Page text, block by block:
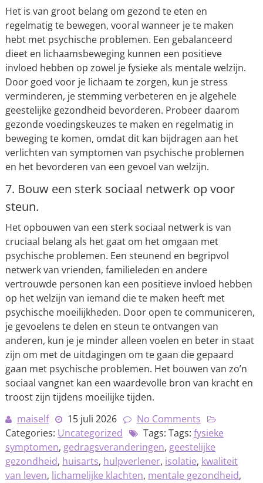
Het is van groot belang om gezond te eten en
regelmatig te bewegen, vooral wanneer je te maken
hebt met psychische problemen. Een gebalanceerd
dieet en lichaamsbeweging kunnen een positieve
invloed hebben op zowel je fysieke als mentale welzijn.
Door goed voor je lichaam te zorgen, kun je stress
verminderen, je stemming verbeteren en je algehele
geestelijke gezondheid bevorderen. Probeer daarom
gezonde voedingskeuzes te maken en regelmatig in
beweging te komen, omdat dit kan bijdragen aan het
verlichten van symptomen van psychische problemen
en het bevorderen van een gevoel van welzijn.
7. Bouw een sterk sociaal netwerk op voor
steun.
Het opbouwen van een sterk sociaal netwerk is van
cruciaal belang als het gaat om het omgaan met
psychische problemen. Een steunend en begripvol
netwerk van vrienden, familieleden en andere
vertrouwde personen kan een positieve invloed hebben
op het welzijn van iemand die te maken heeft met
psychische moeilijkheden. Door open te communiceren,
je gevoelens te delen en steun te ontvangen van
anderen, kun je je minder alleen voelen en beter in staat
zijn om met de uitdagingen om te gaan die gepaard
gaan met psychische problemen. Het bouwen van zo’n
sociaal vangnet kan een waardevolle bron van kracht en
troost zijn tijdens moeilijke tijden.
maiself
15 juli 2026
No Comments
Categories: Uncategorized Tags: Tags: fysieke
symptomen, gedragsveranderingen, geestelijke
gezondheid, huisarts, hulpverlener, isolatie, kwaliteit
van leven, lichamelijke klachten, mentale gezondheid,